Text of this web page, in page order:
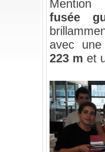
fusée
avec
223 m et